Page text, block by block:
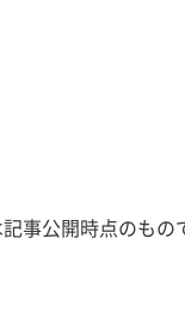
事公開時点のもの